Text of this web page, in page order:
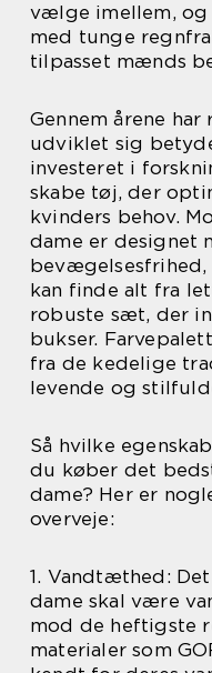
vælge imellem, og
med tunge
tilpasset mænds
Gennem årene
udviklet sig
investeret i
skabe tøj, der
kvinders behov.
dame er designet
bevægelsesfrihed,
kan finde alt fra
robuste sæt, der
bukser.
fra de kedelige
levende og
Så hvilke
du køber det
dame? Her er
overveje:
1. Vandtæthed:
dame skal være
mod de heftigste
materialer som